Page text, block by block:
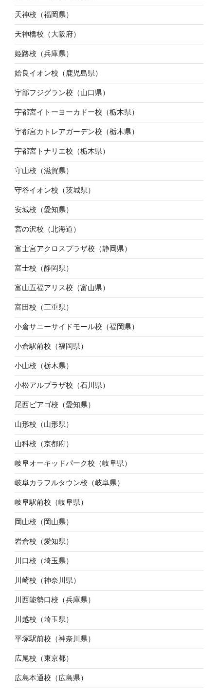
天神校（福岡県）
天神橋校（大阪府）
姫路校（兵庫県）
姶良イオン校（鹿児島県）
宇部フジグラン校（山口県）
宇都宮イトーヨーカドー校（栃木県）
宇都宮カトレアガーデン校（栃木県）
宇都宮トナリエ校（栃木県）
守山校（滋賀県）
守谷イオン校（茨城県）
安城校（愛知県）
宮の沢校（北海道）
富士宮アクロスプラザ校（静岡県）
富士校（静岡県）
富山五福アリス校（富山県）
富田校（三重県）
小倉サニーサイドモール校（福岡県）
小倉駅前校（福岡県）
小山校（栃木県）
小松アルプラザ校（石川県）
尾西ピアゴ校（愛知県）
山形校（山形県）
山科校（京都府）
岐阜オーキッドパーク校（岐阜県）
岐阜カラフルタウン校（岐阜県）
岐阜駅前校（岐阜県）
岡山校（岡山県）
岩倉校（愛知県）
川口校（埼玉県）
川崎校（神奈川県）
川西能勢口校（兵庫県）
川越校（埼玉県）
平塚駅前校（神奈川県）
広尾校（東京都）
広島本通校（広島県）